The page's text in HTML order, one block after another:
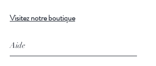
Visitez notre boutique
Aide